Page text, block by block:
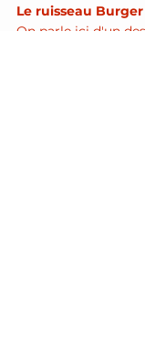
Le ruisseau
On parle ici d'un